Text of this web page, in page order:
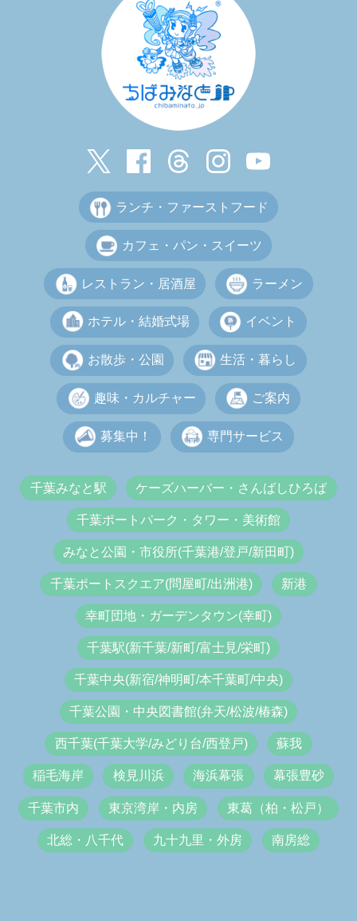
ランチ・ファーストフード
カフェ・パン・スイーツ
レストラン・居酒屋 ラーメン
ホテル・結婚式場 イベント
お散歩・公園 生活・暮らし
趣味・カルチャー ご案内
募集中！ 専門サービス
千葉みなと駅 ケーズハーバー・さんばしひろば
千葉ポートパーク・タワー・美術館
みなと公園・市役所(千葉港/登戸/新田町)
千葉ポートスクエア(問屋町/出洲港) 新港
幸町団地・ガーデンタウン(幸町)
千葉駅(新千葉/新町/富士見/栄町)
千葉中央(新宿/神明町/本千葉町/中央)
千葉公園・中央図書館(弁天/松波/椿森)
西千葉(千葉大学/みどり台/西登戸) 蘇我
稲毛海岸 検見川浜 海浜幕張 幕張豊砂
千葉市内 東京湾岸・内房 東葛（柏・松戸）
北総・八千代 九十九里・外房 南房総